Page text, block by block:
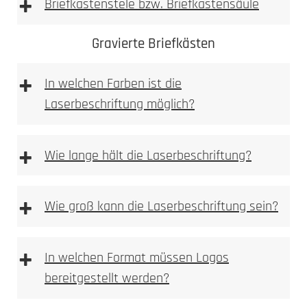
essighaltigen Reinigungsmittel verwenden
unserem Pflegeratgeber.
+ Briefkastenstele bzw. Briefkastensäule
Gravierte Briefkästen
+
In welchen Farben ist die
Laserbeschriftung möglich?
+ Wie lange hält die Laserbeschriftung?
+ Wie groß kann die Laserbeschriftung sein?
+
In welchen Format müssen Logos
bereitgestellt werden?